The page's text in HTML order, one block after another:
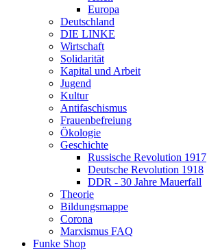
Europa
Deutschland
DIE LINKE
Wirtschaft
Solidarität
Kapital und Arbeit
Jugend
Kultur
Antifaschismus
Frauenbefreiung
Ökologie
Geschichte
Russische Revolution 1917
Deutsche Revolution 1918
DDR - 30 Jahre Mauerfall
Theorie
Bildungsmappe
Corona
Marxismus FAQ
Funke Shop